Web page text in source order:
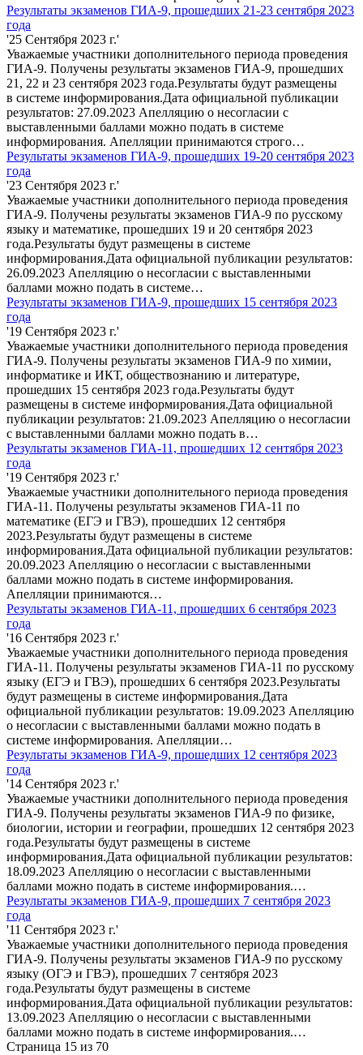
Результаты экзаменов ГИА-9, прошедших 21-23 сентября 2023
года
'25 Сентября 2023 г.'
Уважаемые участники дополнительного периода проведения
ГИА-9. Получены результаты экзаменов ГИА-9, прошедших
21, 22 и 23 сентября 2023 года.Результаты будут размещены
в системе информирования.Дата официальной публикации
результатов: 27.09.2023 Апелляцию о несогласии с
выставленными баллами можно подать в системе
информирования. Апелляции принимаются строго…
Результаты экзаменов ГИА-9, прошедших 19-20 сентября 2023
года
'23 Сентября 2023 г.'
Уважаемые участники дополнительного периода проведения
ГИА-9. Получены результаты экзаменов ГИА-9 по русскому
языку и математике, прошедших 19 и 20 сентября 2023
года.Результаты будут размещены в системе
информирования.Дата официальной публикации результатов:
26.09.2023 Апелляцию о несогласии с выставленными
баллами можно подать в системе…
Результаты экзаменов ГИА-9, прошедших 15 сентября 2023
года
'19 Сентября 2023 г.'
Уважаемые участники дополнительного периода проведения
ГИА-9. Получены результаты экзаменов ГИА-9 по химии,
информатике и ИКТ, обществознанию и литературе,
прошедших 15 сентября 2023 года.Результаты будут
размещены в системе информирования.Дата официальной
публикации результатов: 21.09.2023 Апелляцию о несогласии
с выставленными баллами можно подать в…
Результаты экзаменов ГИА-11, прошедших 12 сентября 2023
года
'19 Сентября 2023 г.'
Уважаемые участники дополнительного периода проведения
ГИА-11. Получены результаты экзаменов ГИА-11 по
математике (ЕГЭ и ГВЭ), прошедших 12 сентября
2023.Результаты будут размещены в системе
информирования.Дата официальной публикации результатов:
20.09.2023 Апелляцию о несогласии с выставленными
баллами можно подать в системе информирования.
Апелляции принимаются…
Результаты экзаменов ГИА-11, прошедших 6 сентября 2023
года
'16 Сентября 2023 г.'
Уважаемые участники дополнительного периода проведения
ГИА-11. Получены результаты экзаменов ГИА-11 по русскому
языку (ЕГЭ и ГВЭ), прошедших 6 сентября 2023.Результаты
будут размещены в системе информирования.Дата
официальной публикации результатов: 19.09.2023 Апелляцию
о несогласии с выставленными баллами можно подать в
системе информирования. Апелляции…
Результаты экзаменов ГИА-9, прошедших 12 сентября 2023
года
'14 Сентября 2023 г.'
Уважаемые участники дополнительного периода проведения
ГИА-9. Получены результаты экзаменов ГИА-9 по физике,
биологии, истории и географии, прошедших 12 сентября 2023
года.Результаты будут размещены в системе
информирования.Дата официальной публикации результатов:
18.09.2023 Апелляцию о несогласии с выставленными
баллами можно подать в системе информирования.…
Результаты экзаменов ГИА-9, прошедших 7 сентября 2023
года
'11 Сентября 2023 г.'
Уважаемые участники дополнительного периода проведения
ГИА-9. Получены результаты экзаменов ГИА-9 по русскому
языку (ОГЭ и ГВЭ), прошедших 7 сентября 2023
года.Результаты будут размещены в системе
информирования.Дата официальной публикации результатов:
13.09.2023 Апелляцию о несогласии с выставленными
баллами можно подать в системе информирования.…
Страница 15 из 70